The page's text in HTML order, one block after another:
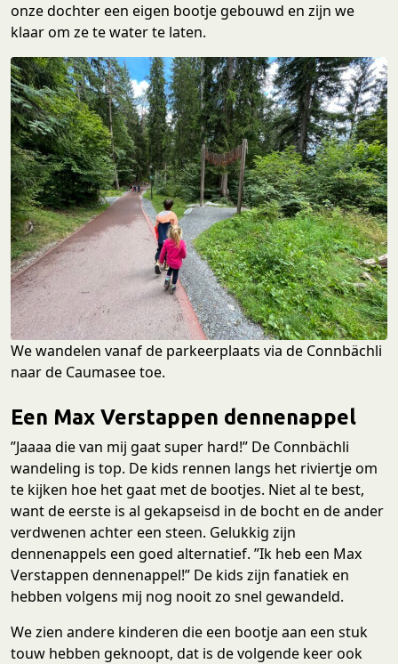
onze dochter een eigen bootje gebouwd en zijn we
klaar om ze te water te laten.
We wandelen vanaf de parkeerplaats via de Connbächli
naar de Caumasee toe.
Een Max Verstappen dennenappel
”Jaaaa die van mij gaat super hard!” De Connbächli
wandeling is top. De kids rennen langs het riviertje om
te kijken hoe het gaat met de bootjes. Niet al te best,
want de eerste is al gekapseisd in de bocht en de ander
verdwenen achter een steen. Gelukkig zijn
dennenappels een goed alternatief. ”Ik heb een Max
Verstappen dennenappel!” De kids zijn fanatiek en
hebben volgens mij nog nooit zo snel gewandeld.
We zien andere kinderen die een bootje aan een stuk
touw hebben geknoopt, dat is de volgende keer ook